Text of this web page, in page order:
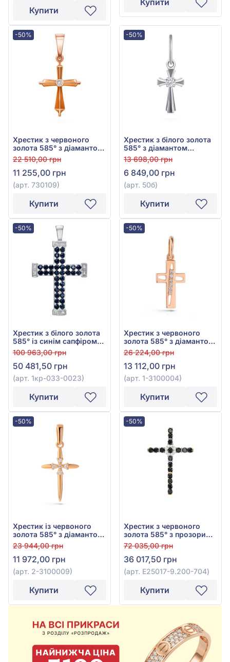
Купити
-50%
Хрестик з червоного
золота 585° з діамантом
0,04ct, арт. 730109
22 510,00 грн
11 255,00 грн
(арт. 730109)
Купити
-50%
Хрестик з білого золота
585° з діамантом
0,028ct, арт. 50б
13 698,00 грн
6 849,00 грн
(арт. 50б)
Купити
-50%
Хрестик з білого золота
585° із синім сапфіром
0,68ct та діамантом
0,03ct, арт. 1кр-033-
0023
100 963,00 грн
50 481,50 грн
(арт. 1кр-033-0023)
Купити
-50%
Хрестик з червоного
золота 585° з діамантом
0,03ct, арт. 1-3100004
26 224,00 грн
13 112,00 грн
(арт. 1-3100004)
Купити
-50%
Хрестик із червоного
золота 585° з діамантом
0,03ct, арт. 2-3100009
23 944,00 грн
11 972,00 грн
(арт. 2-3100009)
Купити
-50%
Хрестик з червоного
золота 585° з прозорим
діамантом 0,07ct та
чорним діамантом
0,59ct, арт. E25017-
9.200-704
72 035,00 грн
36 017,50 грн
(арт. E25017-9.200-704)
Купити